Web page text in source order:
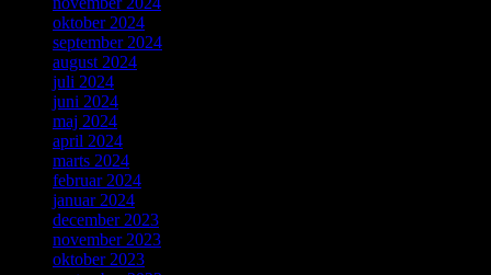
oktober 2024
september 2024
august 2024
juli 2024
juni 2024
maj 2024
april 2024
marts 2024
februar 2024
januar 2024
december 2023
november 2023
oktober 2023